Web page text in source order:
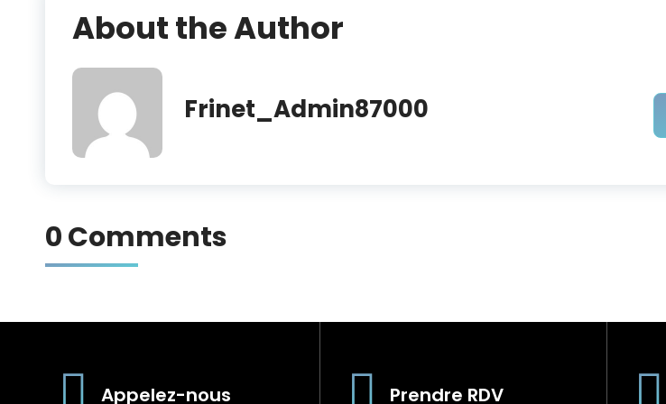
About the Author
Frinet_Admin87000
0 Comments
Appelez-nous Prendre RDV